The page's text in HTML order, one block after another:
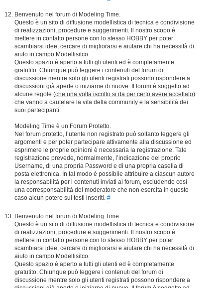
Benvenuto nel forum di Modeling Time.
Questo è un sito di diffusione modellistica di tecnica e condivisione
di realizzazioni, procedure e suggerimenti. Il nostro scopo è
mettere in contatto persone con lo stesso HOBBY per poter
scambiarsi idee, cercare di migliorarsi e aiutare chi ha necessità di
aiuto in campo Modellisitco.
Questo spazio è aperto a tutti gli utenti ed è completamente
gratutito. Chiunque può leggere i contenuti del forum di
discussione mentre solo gli utenti registrati possono rispondere a
discussioni già aperte o iniziarne di nuove. Il forum è soggetto ad
alcune regole (che una volta iscritto si da per certo avere accettato)
che vanno a cautelare la vita della community e la sensibilità dei
suoi partecipanti:
Modeling Time è un Forum Protetto.
Nel forum protetto, l’utente non registrato può soltanto leggere gli
argomenti e per poter partecipare attivamente alla discussione ed
esprimere le proprie opinioni è necessaria la registrazione. Tale
registrazione prevede, normalmente, l’indicazione del proprio
Username, di una propria Password e di una propria casella di
posta elettronica. In tal modo è possibile attribuire a ciascun autore
la responsabilità per i contenuti inviati ai forum, escludendo così
una corresponsabilità del moderatore che non esercita in questo
caso alcun potere sui testi inseriti. #
Benvenuto nel forum di Modeling Time.
Questo è un sito di diffusione modellistica di tecnica e condivisione
di realizzazioni, procedure e suggerimenti. Il nostro scopo è
mettere in contatto persone con lo stesso HOBBY per poter
scambiarsi idee, cercare di migliorarsi e aiutare chi ha necessità di
aiuto in campo Modellisitco.
Questo spazio è aperto a tutti gli utenti ed è completamente
gratutito. Chiunque può leggere i contenuti del forum di
discussione mentre solo gli utenti registrati possono rispondere a